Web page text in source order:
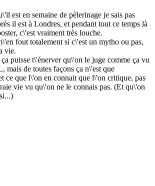
est en semaine de pèlerinage je sais pas
il est à Londres, et pendant tout ce temps là
c\'est vraiment très louche.
fout totalement si c\'est un mytho ou pas,
vie.
puisse t\'énerver qu\'on le juge comme ça vu
mais de toutes façons ça n\'est que
ce que l\'on en connait que l\'on critique, pas
vie vu qu\'on ne le connais pas. (Et qu\'on